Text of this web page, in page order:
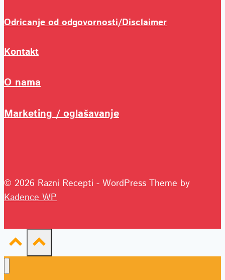
Odricanje od odgovornosti/Disclaimer
Kontakt
O nama
Marketing / oglašavanje
© 2026 Razni Recepti - WordPress Theme by
Kadence WP